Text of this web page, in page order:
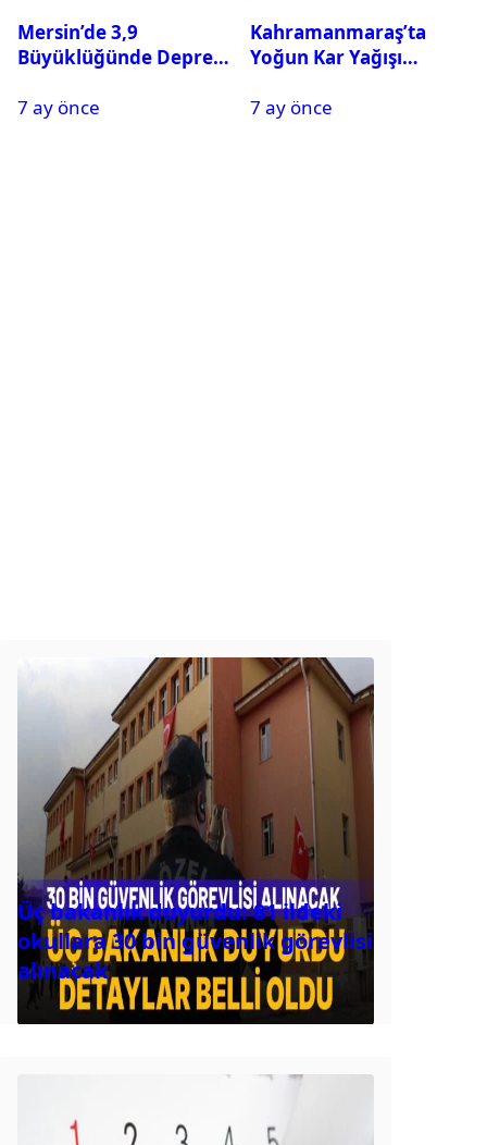
Mersin’de 3,9
Büyüklüğünde Deprem
7 ay önce
Kahramanmaraş’ta
Yoğun Kar Yağışı
Tatil
7 ay önce
Üç bakanlık duyurdu: 81 ildeki
okullara 30 bin güvenlik görevlisi
alınacak